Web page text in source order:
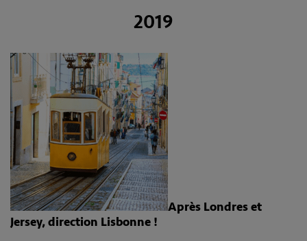
2019
Après Londres et
Jersey, direction Lisbonne !